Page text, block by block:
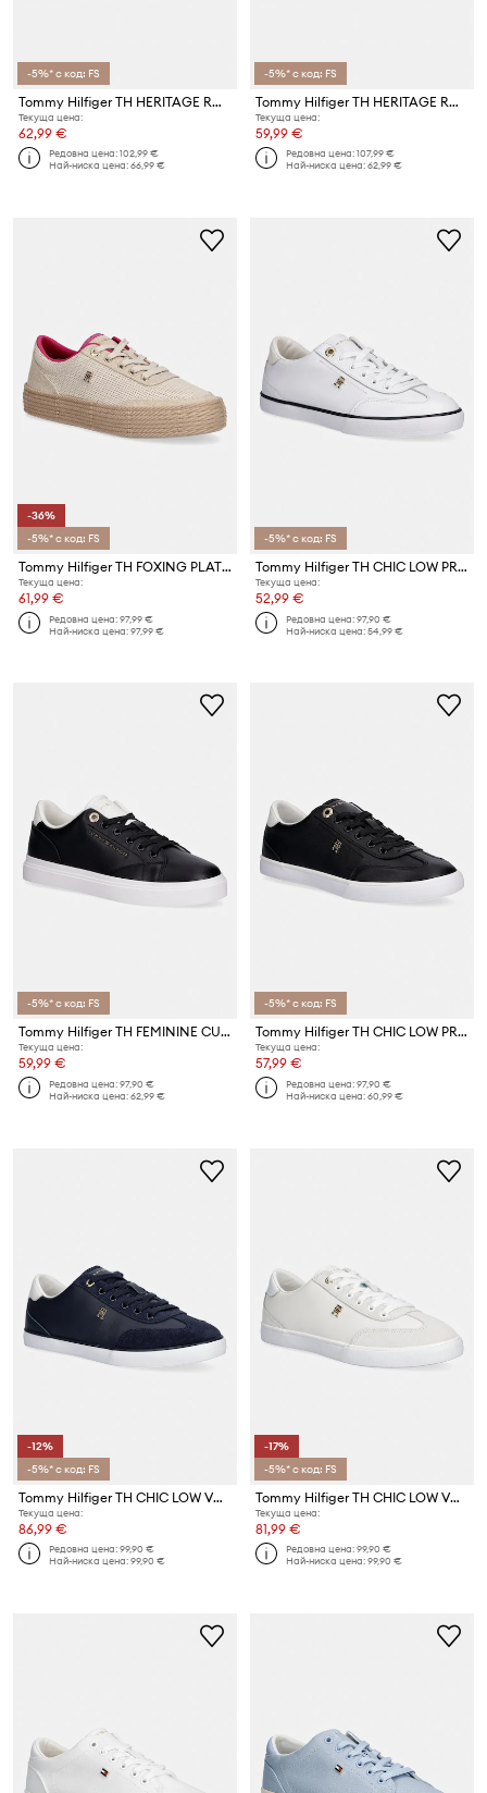
-5%* с код: FS
Tommy Hilfiger TH HERITAGE ROPE SNEAKER ниски кецове дамски
Текуща цена:
62,99 €
Редовна цена:102,99 €
Най-ниска цена:66,99 €
-5%* с код: FS
Tommy Hilfiger TH HERITAGE ROPE SNEAKER ниски кецове дамски
Текуща цена:
59,99 €
Редовна цена:107,99 €
Най-ниска цена:62,99 €
-36%
-5%* с код: FS
Tommy Hilfiger TH FOXING PLATFORM ROPE ниски кецове дамски
Текуща цена:
61,99 €
Редовна цена:97,99 €
Най-ниска цена:97,99 €
-5%* с код: FS
Tommy Hilfiger TH CHIC LOW PROFILE VULC ниски кецове дамски кожени
Текуща цена:
52,99 €
Редовна цена:97,90 €
Най-ниска цена:54,99 €
-5%* с код: FS
Tommy Hilfiger TH FEMININE CUPSOLE LEATHER ниски кецове дамски
Текуща цена:
59,99 €
Редовна цена:97,90 €
Най-ниска цена:62,99 €
-5%* с код: FS
Tommy Hilfiger TH CHIC LOW PROFILE VULC ниски кецове дамски кожени
Текуща цена:
57,99 €
Редовна цена:97,90 €
Най-ниска цена:60,99 €
-12%
-5%* с код: FS
Tommy Hilfiger TH CHIC LOW VULC ниски кецове дамски от кожа
Текуща цена:
86,99 €
Редовна цена:99,90 €
Най-ниска цена:99,90 €
-17%
-5%* с код: FS
Tommy Hilfiger TH CHIC LOW VULC ниски кецове дамски от кожа
Текуща цена:
81,99 €
Редовна цена:99,90 €
Най-ниска цена:99,90 €